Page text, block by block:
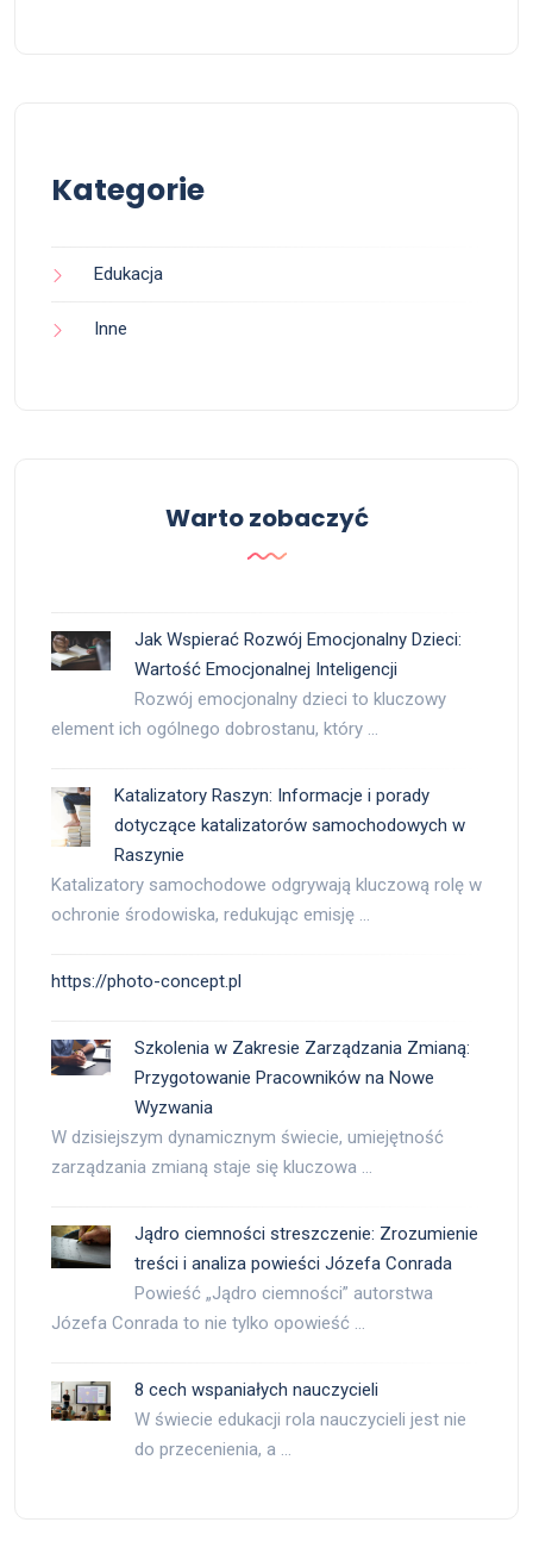
Kategorie
Edukacja
Inne
Warto zobaczyć
Jak Wspierać Rozwój Emocjonalny Dzieci:
Wartość Emocjonalnej Inteligencji
Rozwój emocjonalny dzieci to kluczowy
element ich ogólnego dobrostanu, który …
Katalizatory Raszyn: Informacje i porady
dotyczące katalizatorów samochodowych w
Raszynie
Katalizatory samochodowe odgrywają kluczową rolę w
ochronie środowiska, redukując emisję …
https://photo-concept.pl
Szkolenia w Zakresie Zarządzania Zmianą:
Przygotowanie Pracowników na Nowe
Wyzwania
W dzisiejszym dynamicznym świecie, umiejętność
zarządzania zmianą staje się kluczowa …
Jądro ciemności streszczenie: Zrozumienie
treści i analiza powieści Józefa Conrada
Powieść „Jądro ciemności” autorstwa
Józefa Conrada to nie tylko opowieść …
8 cech wspaniałych nauczycieli
W świecie edukacji rola nauczycieli jest nie
do przecenienia, a …